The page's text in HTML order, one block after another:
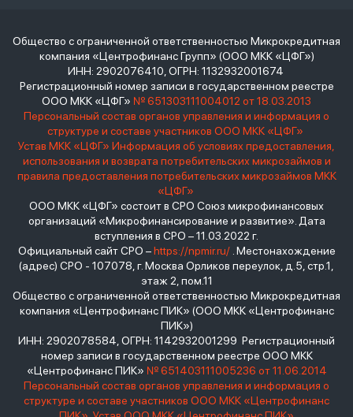
Общество с ограниченной ответственностью Микрокредитная
компания «Центрофинанс Групп» (ООО МКК «ЦФГ»)
ИНН: 2902076410, ОГРН: 1132932001674
Регистрационный номер записи в государственном реестре
ООО МКК «ЦФГ» № 651303111004012 от 18.03.2013
Персональный состав органов управления и информация о
структуре и составе участников ООО МКК «ЦФГ»
Устав МКК «ЦФГ» Информация об условиях предоставления,
использования и возврата потребительских микрозаймов и
правила предоставления потребительских микрозаймов МКК
«ЦФГ»
ООО МКК «ЦФГ» состоит в СРО Союз микрофинансовых
организаций «Микрофинансирование и развитие». Дата
вступления в СРО – 11.03.2022 г.
Официальный сайт СРО –https://npmir.ru/. Местонахождение
(адрес) СРО - 107078, г. Москва Орликов переулок, д.5, стр.1,
этаж 2, пом.11
Общество с ограниченной ответственностью Микрокредитная
компания «Центрофинанс ПИК» (ООО МКК «Центрофинанс
ПИК»)
ИНН: 2902078584, ОГРН: 1142932001299 Регистрационный
номер записи в государственном реестре ООО МКК
«Центрофинанс ПИК» № 651403111005236 от 11.06.2014
Персональный состав органов управления и информация о
структуре и составе участников ООО МКК «Центрофинанс